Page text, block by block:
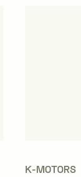
K-MOTORS